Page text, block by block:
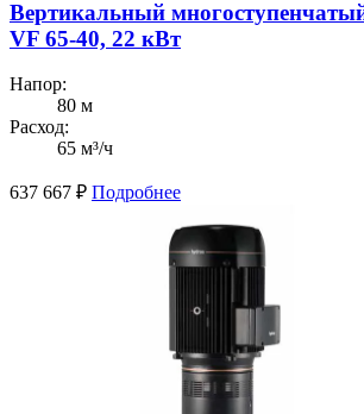
Вертикальный
VF 65-40, 22 кВт
Напор:
80 м
Расход:
65 м³/ч
637 667 ₽ Подробнее